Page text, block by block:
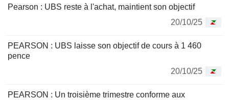
Pearson : UBS reste à l'achat, maintient son objectif
20/10/25
PEARSON : UBS laisse son objectif de cours à 1 460
pence
20/10/25
PEARSON : Un troisième trimestre conforme aux